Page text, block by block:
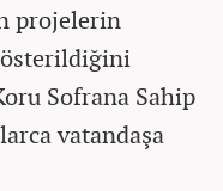
projelerin
Sofrana Sahip
vatandaşa